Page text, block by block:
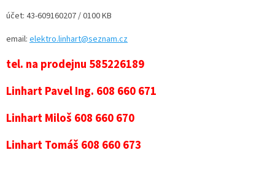
účet: 43-609160207 / 0100 KB
email: elektro.linhart@seznam.cz
tel. na prodejnu 585226189
Linhart Pavel Ing. 608 660 671
Linhart Miloš 608 660 670
Linhart Tomáš 608 660 673